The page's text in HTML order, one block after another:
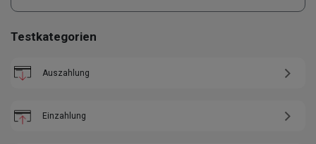
Testkategorien
Auszahlung
Einzahlung